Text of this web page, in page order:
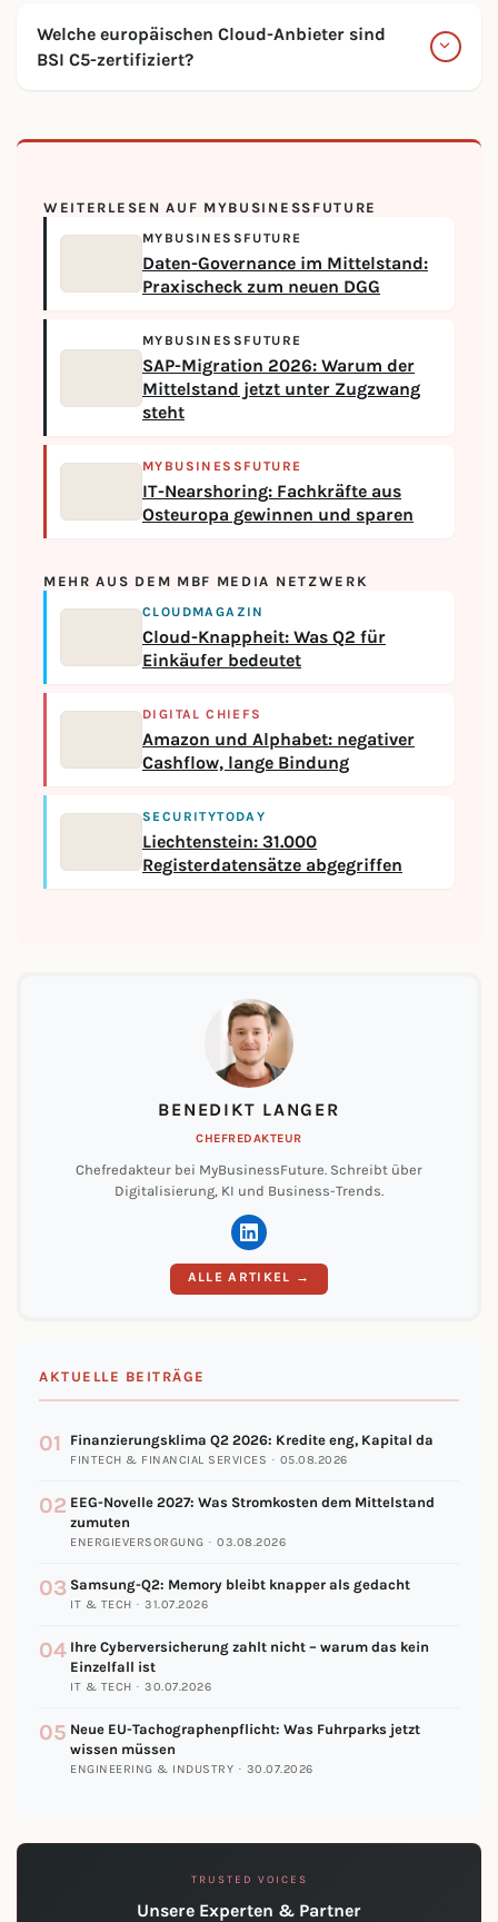
Welche europäischen Cloud-Anbieter sind
BSI C5-zertifiziert?
WEITERLESEN AUF MYBUSINESSFUTURE
MYBUSINESSFUTURE
Daten-Governance im Mittelstand:
Praxischeck zum neuen DGG
MYBUSINESSFUTURE
SAP-Migration 2026: Warum der
Mittelstand jetzt unter Zugzwang
steht
MYBUSINESSFUTURE
IT-Nearshoring: Fachkräfte aus
Osteuropa gewinnen und sparen
MEHR AUS DEM MBF MEDIA NETZWERK
CLOUDMAGAZIN
Cloud-Knappheit: Was Q2 für
Einkäufer bedeutet
DIGITAL CHIEFS
Amazon und Alphabet: negativer
Cashflow, lange Bindung
SECURITYTODAY
Liechtenstein: 31.000
Registerdatensätze abgegriffen
BENEDIKT LANGER
CHEFREDAKTEUR
Chefredakteur bei MyBusinessFuture. Schreibt über
Digitalisierung, KI und Business-Trends.
ALLE ARTIKEL →
AKTUELLE BEITRÄGE
01 Finanzierungsklima Q2 2026: Kredite eng, Kapital da
FINTECH & FINANCIAL SERVICES · 05.08.2026
02 EEG-Novelle 2027: Was Stromkosten dem Mittelstand
zumuten
ENERGIEVERSORGUNG · 03.08.2026
03 Samsung-Q2: Memory bleibt knapper als gedacht
IT & TECH · 31.07.2026
04 Ihre Cyberversicherung zahlt nicht – warum das kein
Einzelfall ist
IT & TECH · 30.07.2026
05 Neue EU-Tachographenpflicht: Was Fuhrparks jetzt
wissen müssen
ENGINEERING & INDUSTRY · 30.07.2026
TRUSTED VOICES
Unsere Experten & Partner